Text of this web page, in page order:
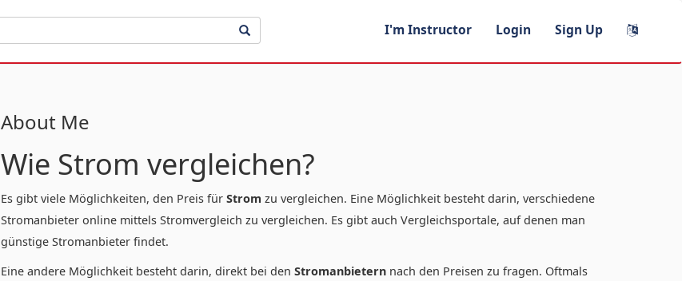
I'm Instructor Login Sign Up
About Me
Wie Strom vergleichen?
Es gibt viele Möglichkeiten, den Preis für Strom zu vergleichen. Eine Möglichkeit besteht darin, verschiedene
Stromanbieter online mittels Stromvergleich zu vergleichen. Es gibt auch Vergleichsportale, auf denen man
günstige Stromanbieter findet.
Eine andere Möglichkeit besteht darin, direkt bei den Stromanbietern nach den Preisen zu fragen. Oftmals